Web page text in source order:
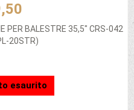
PER BALESTRE 35,5" CRS-042
20STR)
esaurito